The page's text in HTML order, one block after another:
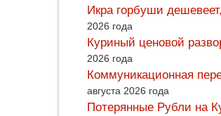
Икра горбуши
2026 года
Куриный ценовой
2026 года
Коммуникационная
августа 2026 года
Потерянные Рубли на